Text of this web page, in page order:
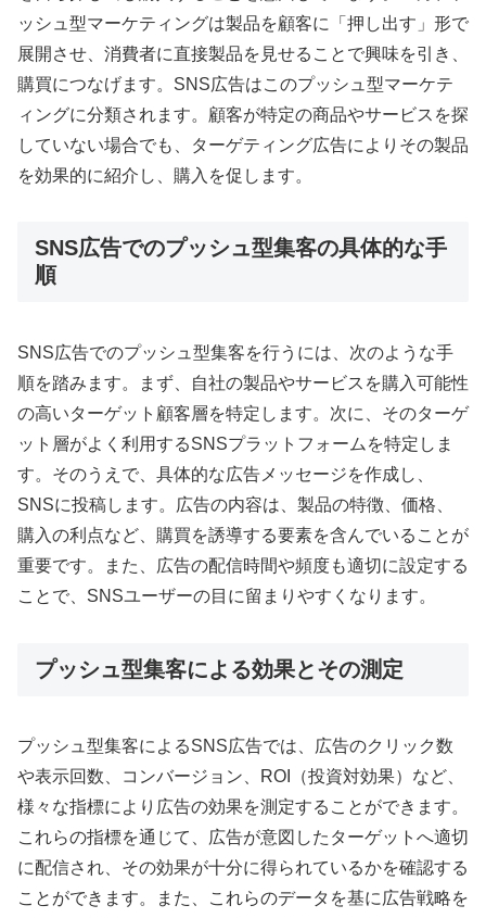
ッシュ型マーケティングは製品を顧客に「押し出す」形で
展開させ、消費者に直接製品を見せることで興味を引き、
購買につなげます。SNS広告はこのプッシュ型マーケテ
ィングに分類されます。顧客が特定の商品やサービスを探
していない場合でも、ターゲティング広告によりその製品
を効果的に紹介し、購入を促します。
SNS広告でのプッシュ型集客の具体的な手
順
SNS広告でのプッシュ型集客を行うには、次のような手
順を踏みます。まず、自社の製品やサービスを購入可能性
の高いターゲット顧客層を特定します。次に、そのターゲ
ット層がよく利用するSNSプラットフォームを特定しま
す。そのうえで、具体的な広告メッセージを作成し、
SNSに投稿します。広告の内容は、製品の特徴、価格、
購入の利点など、購買を誘導する要素を含んでいることが
重要です。また、広告の配信時間や頻度も適切に設定する
ことで、SNSユーザーの目に留まりやすくなります。
プッシュ型集客による効果とその測定
プッシュ型集客によるSNS広告では、広告のクリック数
や表示回数、コンバージョン、ROI（投資対効果）など、
様々な指標により広告の効果を測定することができます。
これらの指標を通じて、広告が意図したターゲットへ適切
に配信され、その効果が十分に得られているかを確認する
ことができます。また、これらのデータを基に広告戦略を